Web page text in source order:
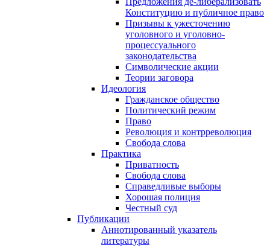
Конституцию и публичное право
Призывы к ужесточению
уголовного и уголовно-
процессуального
законодательства
Символические акции
Теории заговора
Идеология
Гражданское общество
Политический режим
Право
Революция и контрреволюция
Свобода слова
Практика
Приватность
Свобода слова
Справедливые выборы
Хорошая полиция
Честный суд
Публикации
Аннотированный указатель
литературы